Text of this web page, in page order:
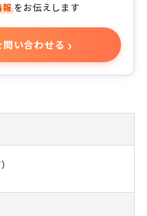
報をお伝えします
問い合わせる ›